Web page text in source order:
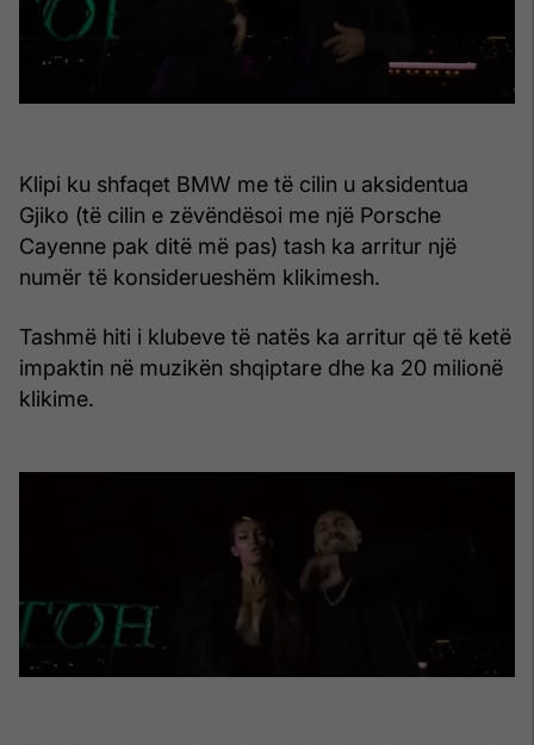
Klipi ku shfaqet BMW me të cilin u aksidentua
Gjiko (të cilin e zëvëndësoi me një Porsche
Cayenne pak ditë më pas) tash ka arritur një
numër të konsiderueshëm klikimesh.
Tashmë hiti i klubeve të natës ka arritur që të ketë
impaktin në muzikën shqiptare dhe ka 20 milionë
klikime.